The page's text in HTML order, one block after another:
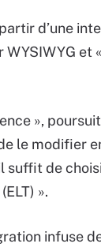
d’une
et «
»,
le modifier
suffit de
».
infuse